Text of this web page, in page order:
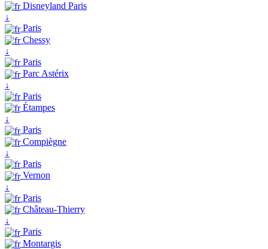
Disneyland Paris
↓
Paris
Chessy
↓
Paris
Parc Astérix
↓
Paris
Étampes
↓
Paris
Compiègne
↓
Paris
Vernon
↓
Paris
Château-Thierry
↓
Paris
Montargis